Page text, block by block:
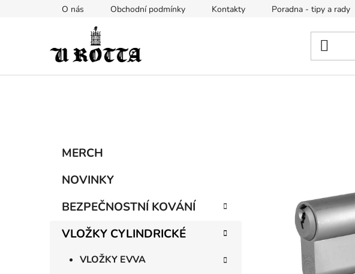
O nás Obchodní podmínky Kontakty Poradna - tipy a rady
Přeskočit
kategorie
MERCH
NOVINKY
BEZPEČNOSTNÍ KOVÁNÍ
VLOŽKY CYLINDRICKÉ
VLOŽKY EVVA